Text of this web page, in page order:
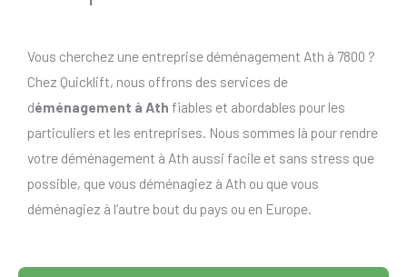
Vous cherchez une entreprise déménagement Ath à 7800 ?
Chez Quicklift, nous offrons des services de
déménagement à Ath fiables et abordables pour les
particuliers et les entreprises. Nous sommes là pour rendre
votre déménagement à Ath aussi facile et sans stress que
possible, que vous déménagiez à Ath ou que vous
déménagiez à l’autre bout du pays ou en Europe.